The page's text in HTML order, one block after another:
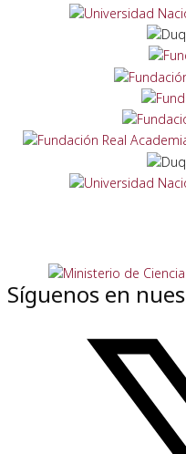
Síguenos en